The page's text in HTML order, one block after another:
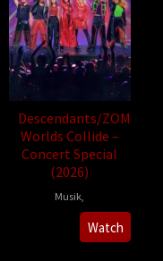
Descendants/ZOMBIES
Worlds Collide –
Concert Special
(2026)
Musik
Paul
Dugdale
Watch